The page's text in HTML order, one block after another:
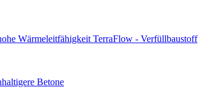
Wärmeleitfähigkeit TerraFlow - Verfüllbaustoff
Betone